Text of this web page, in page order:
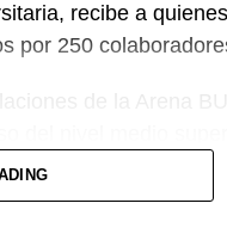
recibe a
por 250
apoyan durante